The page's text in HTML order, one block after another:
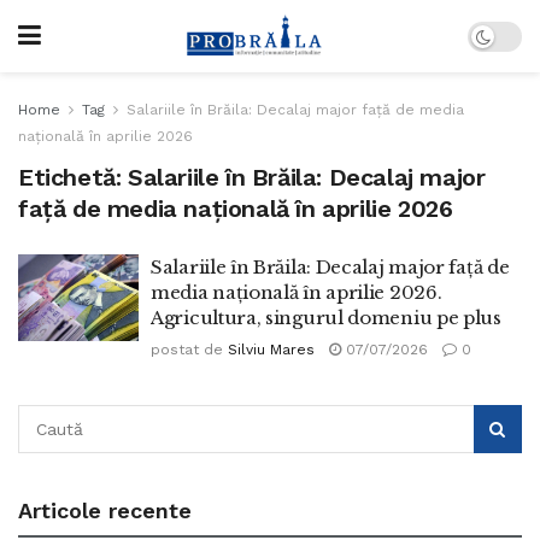
Home Tag
Salariile în Brăila: Decalaj major față de media
națională în aprilie 2026
Etichetă: Salariile în Brăila: Decalaj major
față de media națională în aprilie 2026
Salariile în Brăila: Decalaj major față de
media națională în aprilie 2026.
Agricultura, singurul domeniu pe plus
postat de Silviu Mares 07/07/2026 0
Articole recente